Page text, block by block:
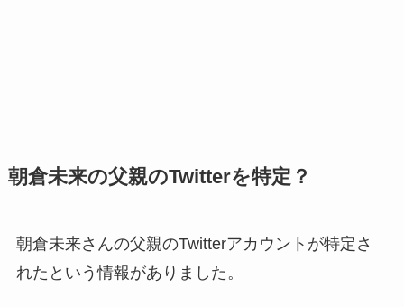
朝倉未来の父親のTwitterを特定？
朝倉未来さんの父親のTwitterアカウントが特定さ
れたという情報がありました。